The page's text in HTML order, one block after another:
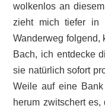
wolkenlos an
zieht mich tiefer in
Wanderweg folgend,
Bach, ich entdecke
sie natürlich sofort
Weile auf eine
herum zwitschert